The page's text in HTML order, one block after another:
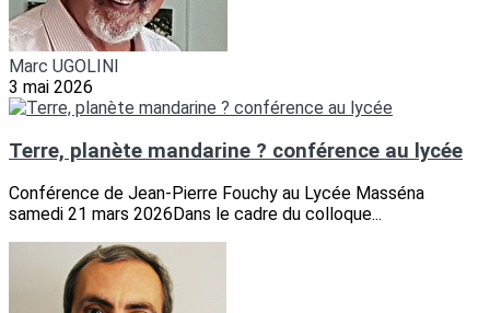
Marc UGOLINI
3 mai 2026
Terre, planète mandarine ? conférence au lycée
Conférence de Jean-Pierre Fouchy au Lycée Masséna
samedi 21 mars 2026Dans le cadre du colloque...